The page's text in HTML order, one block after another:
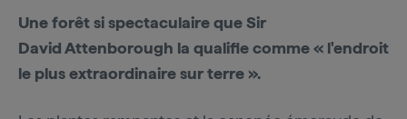
Une forêt si spectaculaire que Sir
David Attenborough la qualifie comme « l'endroit
le plus extraordinaire sur terre ».